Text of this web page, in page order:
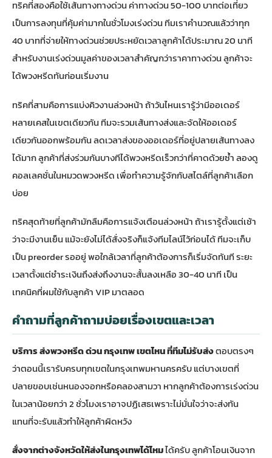
ทริคที่สองคือใช้เส้นทางทางด่วน ค่าทางด่วน 50-100 บาทต่อเที่ยว
เป็นการลงทุนที่คุ้มค่ามากในชั่วโมงเร่งด่วน ทีมเราคำนวณแล้วว่าทุก
40 บาทที่จ่ายให้ทางด่วนช่วยประหยัดเวลาลูกค้าได้ประมาณ 20 นาที
สำหรับงานเร่งด่วนมูลค่าของเวลาสำคัญกว่าราคาทางด่วน ลูกค้าจะ
ได้พวงหรีดทันก่อนเริ่มงาน
ทริคที่สามคือการแบ่งคิวงานล่วงหน้า ถ้าวันไหนเรารู้ว่ามีออเดอร์
หลายเคสในเขตเดียวกัน ทีมจะรวมเส้นทางส่งและจัดให้ออเดอร์
เดียวกันออกพร้อมกัน ลดเวลาส่งของออเดอร์ที่อยู่ปลายเส้นทางลง
ได้มาก ลูกค้าที่ส่งร่วมกันบางทีได้พวงหรีดเร็วกว่าที่คาดด้วยซ้ำ ลองดู
คอลเลคชั่นในหมวดพวงหรีด เพื่อทำความรู้จักกับสไตล์ที่ลูกค้าเลือก
บ่อย
ทริคสุดท้ายที่ลูกค้ามักลืมคือการแจ้งเตือนล่วงหน้า ถ้าเรารู้ตั้งแต่เช้า
ว่าจะมีงานเย็น แม้จะยังไม่ได้สั่งจริงก็แจ้งทีมไลน์ไว้ก่อนได้ ทีมจะเก็บ
เป็น preorder รออยู่ พอใกล้เวลาที่ลูกค้าต้องการก็เริ่มจัดทันที ระยะ
เวลาตั้งแต่ชำระเงินถึงส่งถึงงานจะสั้นลงเหลือ 30-40 นาที เป็น
เทคนิคที่ผมใช้กับลูกค้า VIP มาตลอด
คำถามที่ลูกค้าถามบ่อยเรื่องเขตและเวลา
บริการ ส่งพวงหรีด ด่วน กรุงเทพ เขตไหน ที่ทีมไม่รับส่งตอบตรงๆ
ว่าตอนนี้เรารับครบทุกเขตในกรุงเทพมหานครครับ แต่บางเขตที่
ปลายขอบเช่นหนองจอกหรือคลองสามวา หากลูกค้าต้องการเร่งด่วน
ในเวลาน้อยกว่า 2 ชั่วโมงเราอาจปฏิเสธเพราะไม่มั่นใจว่าจะส่งทัน
แทนที่จะรับแล้วทำให้ลูกค้าผิดหวัง
สั่งจากต่างจังหวัดให้ส่งในกรุงเทพได้ไหมได้ครับ ลูกค้าโอนเงินจาก